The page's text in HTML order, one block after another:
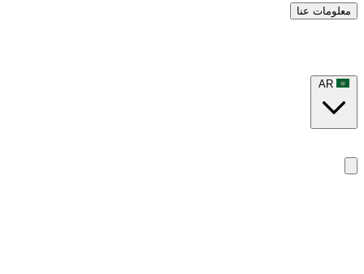
معلومات عنا